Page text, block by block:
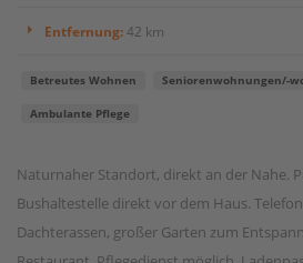
Entfernung:42 km
Betreutes Wohnen Seniorenwohnungen/-
Ambulante Pflege
Naturnaher Standort, direkt an der Nahe.
Bushaltestelle direkt vor dem Haus.
Dachterassen, großer Garten zum